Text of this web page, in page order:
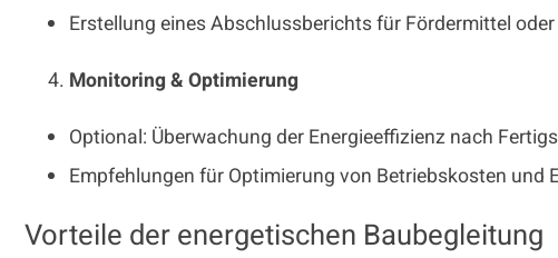
Erstellung eines Abschlussberichts für Fördermittel
Monitoring & Optimierung
Optional: Überwachung der Energieeffizienz nach
Empfehlungen für Optimierung von Betriebskosten und
Vorteile der energetischen Baubegleitung